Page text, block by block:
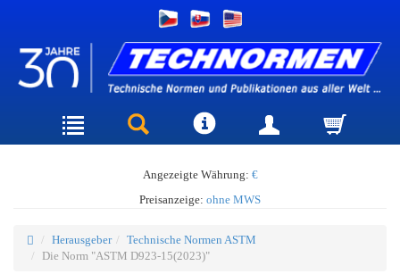
Angezeigte Währung: €
Preisanzeige: ohne MWS
Herausgeber
Technische Normen ASTM
Die Norm "ASTM D923-15(2023)"